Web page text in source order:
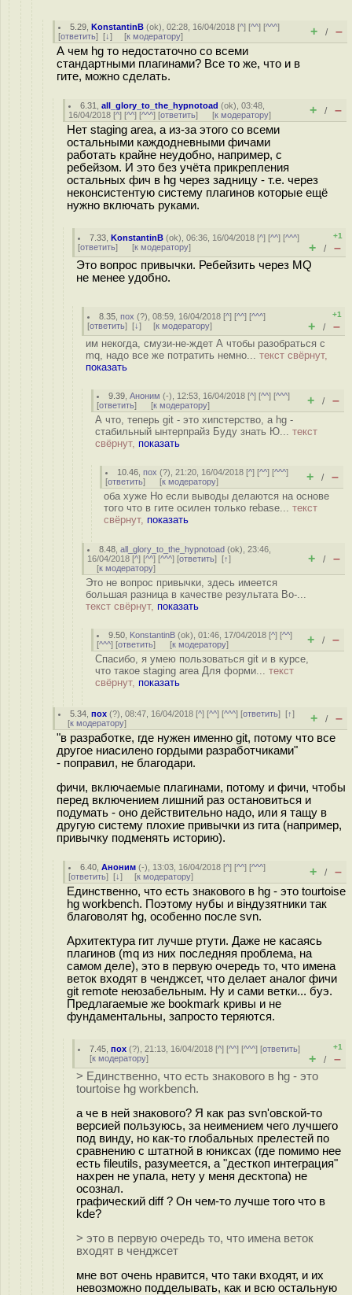
5.29 ,KonstantinB (ok), 02:28, 16/04/2018 [^] [^^] [^^^]
[ответить] [↓] [к модератору] + / –
А чем hg то недостаточно со всеми
стандартными плагинами? Все то же, что и в
гите, можно сделать.
6.31 ,all_glory_to_the_hypnotoad (ok), 03:48,
16/04/2018 [^] [^^] [^^^] [ответить] [к модератору] + / –
Нет staging area, а из-за этого со всеми
остальными каждодневными фичами
работать крайне неудобно, например, с
ребейзом. И это без учёта прикрепления
остальных фич в hg через задницу - т.е. через
неконсистентую систему плагинов которые ещё
нужно включать руками.
7.33 ,KonstantinB (ok), 06:36, 16/04/2018 [^] [^^] [^^^]
[ответить] [к модератору]
+1
+ / –
Это вопрос привычки. Ребейзить через MQ
не менее удобно.
8.35 ,пох (?), 08:59, 16/04/2018 [^] [^^] [^^^]
[ответить] [↓] [к модератору]
+1
+ / –
им некогда, смузи-не-ждет А чтобы разобраться с
mq, надо все же потратить немно... текст свёрнут,
показать
9.39 ,Аноним (-), 12:53, 16/04/2018 [^] [^^] [^^^]
[ответить] [к модератору] + / –
А что, теперь git - это хипстерство, а hg -
стабильный ынтерпрайз Буду знать Ю... текст
свёрнут, показать
10.46 ,пох (?), 21:20, 16/04/2018 [^] [^^] [^^^]
[ответить] [к модератору] + / –
оба хуже Но если выводы делаются на основе
того что в гите осилен только rebase... текст
свёрнут, показать
8.48 ,all_glory_to_the_hypnotoad (ok), 23:46,
16/04/2018 [^] [^^] [^^^] [ответить] [↑]
[к модератору]
+ / –
Это не вопрос привычки, здесь имеется
большая разница в качестве результата Во-...
текст свёрнут, показать
9.50 KonstantinB (ok), 01:46, 17/04/2018 [^] [^^]
[^^^] [ответить] [к модератору] + / –
Спасибо, я умею пользоваться git и в курсе,
что такое staging area Для форми... текст
свёрнут, показать
5.34 ,пох (?), 08:47, 16/04/2018 [^] [^^] [^^^] [ответить][↑]
[к модератору] + / –
"в разработке, где нужен именно git, потому что все
другое ниасилено гордыми разработчиками"
- поправил, не благодари.
фичи, включаемые плагинами, потому и фичи, чтобы
перед включением лишний раз остановиться и
подумать - оно действительно надо, или я тащу в
другую систему плохие привычки из гита (например,
привычку подменять историю).
6.40 ,Аноним (-), 13:03, 16/04/2018 [^] [^^] [^^^]
[ответить] [↓] [к модератору] + / –
Единственно, что есть знакового в hg - это tourtoise
hg workbench. Поэтому нубы и вiндузятники так
благоволят hg, особенно после svn.
Архитектура гит лучше ртути. Даже не касаясь
плагинов (mq из них последняя проблема, на
самом деле), это в первую очередь то, что имена
веток входят в ченджсет, что делает аналог фичи
git remote неюзабельным. Ну и сами ветки... буэ.
Предлагаемые же bookmark кривы и не
фундаментальны, запросто теряются.
7.45 ,пох (?), 21:13, 16/04/2018 [^] [^^] [^^^] [ответить]
[к модератору]
+1
+ / –
> Единственно, что есть знакового в hg - это
tourtoise hg workbench.
а че в ней знакового? Я как раз svn'овской-то
версией пользуюсь, за неимением чего лучшего
под винду, но как-то глобальных прелестей по
сравнению с штатной в юниксах (где помимо нее
есть fileutils, разумеется, а "десткоп интеграция"
нахрен не упала, нету у меня десктопа) не
осознал.
графический diff ? Он чем-то лучше того что в
kde?
> это в первую очередь то, что имена веток
входят в ченджсет
мне вот очень нравится, что таки входят, и их
невозможно подделывать, как и всю остальную